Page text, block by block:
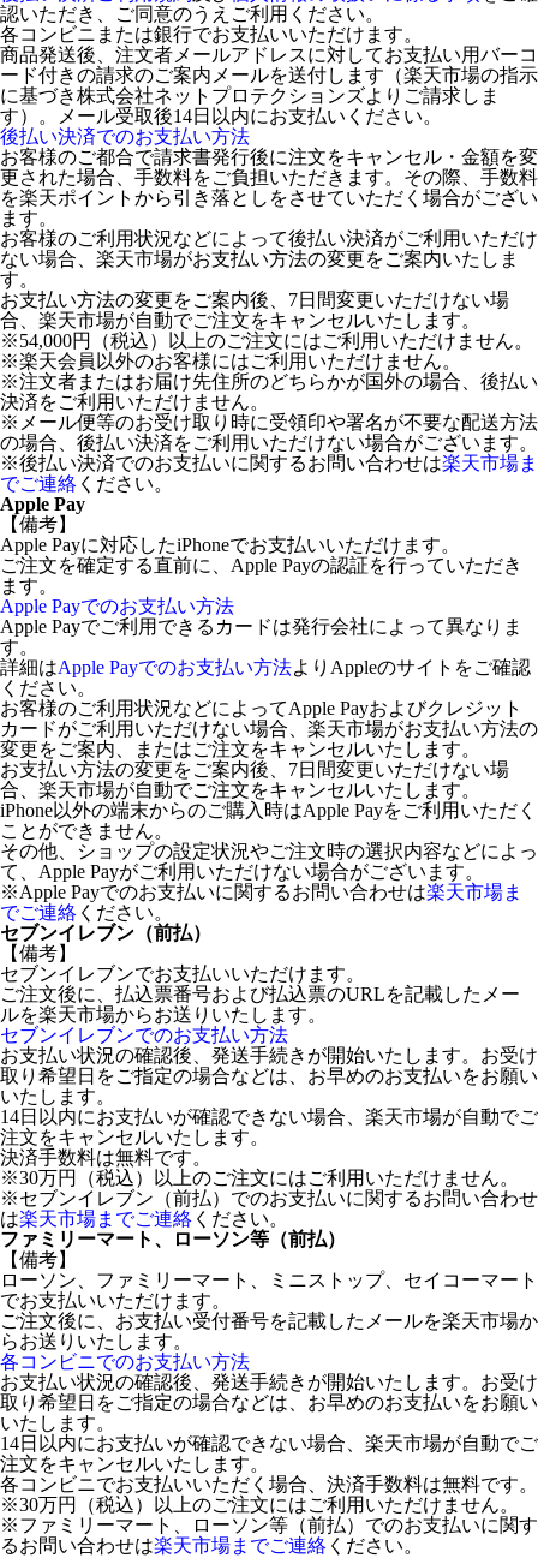
認いただき、ご同意のうえご利用ください。
各コンビニまたは銀行でお支払いいただけます。
商品発送後、注文者メールアドレスに対してお支払い用バーコ
ード付きの請求のご案内メールを送付します（楽天市場の指示
に基づき株式会社ネットプロテクションズよりご請求しま
す）。メール受取後14日以内にお支払いください。
後払い決済でのお支払い方法
お客様のご都合で請求書発行後に注文をキャンセル・金額を変
更された場合、手数料をご負担いただきます。その際、手数料
を楽天ポイントから引き落としをさせていただく場合がござい
ます。
お客様のご利用状況などによって後払い決済がご利用いただけ
ない場合、楽天市場がお支払い方法の変更をご案内いたしま
す。
お支払い方法の変更をご案内後、7日間変更いただけない場
合、楽天市場が自動でご注文をキャンセルいたします。
※54,000円（税込）以上のご注文にはご利用いただけません。
※楽天会員以外のお客様にはご利用いただけません。
※注文者またはお届け先住所のどちらかが国外の場合、後払い
決済をご利用いただけません。
※メール便等のお受け取り時に受領印や署名が不要な配送方法
の場合、後払い決済をご利用いただけない場合がございます。
※後払い決済でのお支払いに関するお問い合わせは楽天市場ま
でご連絡 ください。
Apple Pay
【備考】
Apple Payに対応したiPhoneでお支払いいただけます。
ご注文を確定する直前に、Apple Payの認証を行っていただき
ます。
Apple Payでのお支払い方法
Apple Payでご利用できるカードは発行会社によって異なりま
す。
詳細はApple Payでのお支払い方法よりAppleのサイトをご確認
ください。
お客様のご利用状況などによってApple Payおよびクレジット
カードがご利用いただけない場合、楽天市場がお支払い方法の
変更をご案内、またはご注文をキャンセルいたします。
お支払い方法の変更をご案内後、7日間変更いただけない場
合、楽天市場が自動でご注文をキャンセルいたします。
iPhone以外の端末からのご購入時はApple Payをご利用いただく
ことができません。
その他、ショップの設定状況やご注文時の選択内容などによっ
て、Apple Payがご利用いただけない場合がございます。
※Apple Payでのお支払いに関するお問い合わせは楽天市場ま
でご連絡 ください。
セブンイレブン（前払）
【備考】
セブンイレブンでお支払いいただけます。
ご注文後に、払込票番号および払込票のURLを記載したメー
ルを楽天市場からお送りいたします。
セブンイレブンでのお支払い方法
お支払い状況の確認後、発送手続きが開始いたします。お受け
取り希望日をご指定の場合などは、お早めのお支払いをお願い
いたします。
14日以内にお支払いが確認できない場合、楽天市場が自動でご
注文をキャンセルいたします。
決済手数料は無料です。
※30万円（税込）以上のご注文にはご利用いただけません。
※セブンイレブン（前払）でのお支払いに関するお問い合わせ
は楽天市場までご連絡 ください。
ファミリーマート、ローソン等（前払）
【備考】
ローソン、ファミリーマート、ミニストップ、セイコーマート
でお支払いいただけます。
ご注文後に、お支払い受付番号を記載したメールを楽天市場か
らお送りいたします。
各コンビニでのお支払い方法
お支払い状況の確認後、発送手続きが開始いたします。お受け
取り希望日をご指定の場合などは、お早めのお支払いをお願い
いたします。
14日以内にお支払いが確認できない場合、楽天市場が自動でご
注文をキャンセルいたします。
各コンビニでお支払いいただく場合、決済手数料は無料です。
※30万円（税込）以上のご注文にはご利用いただけません。
※ファミリーマート、ローソン等（前払）でのお支払いに関す
るお問い合わせは楽天市場までご連絡 ください。